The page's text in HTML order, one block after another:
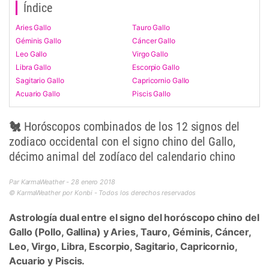
Índice
Aries Gallo
Tauro Gallo
Géminis Gallo
Cáncer Gallo
Leo Gallo
Virgo Gallo
Libra Gallo
Escorpio Gallo
Sagitario Gallo
Capricornio Gallo
Acuario Gallo
Piscis Gallo
🐔 Horóscopos combinados de los 12 signos del
zodiaco occidental con el signo chino del Gallo,
décimo animal del zodíaco del calendario chino
Par KarmaWeather - 28 enero 2018
© KarmaWeather por Konbi - Todos los derechos reservados
Astrología dual entre el signo del horóscopo chino del
Gallo (Pollo, Gallina) y Aries, Tauro, Géminis, Cáncer,
Leo, Virgo, Libra, Escorpio, Sagitario, Capricornio,
Acuario y Piscis.